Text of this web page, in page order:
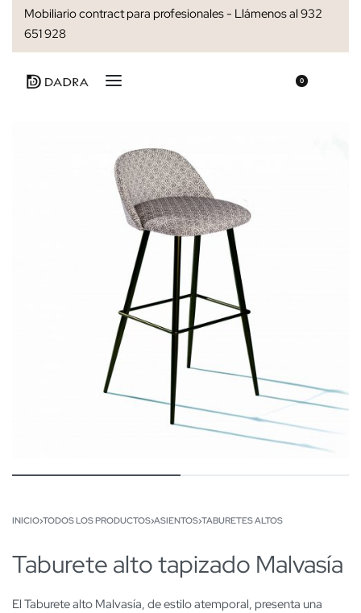
Mobiliario contract para profesionales - Llámenos al 932
651 928
0
INICIO›TODOS LOS PRODUCTOS›ASIENTOS›TABURETES ALTOS
Taburete alto tapizado Malvasía
El Taburete alto Malvasía, de estilo atemporal, presenta una